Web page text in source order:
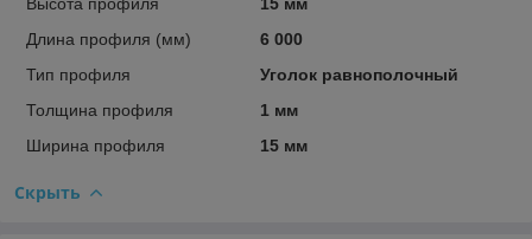
Длина профиля (мм)
6 000
Тип профиля
Уголок равнополочный
Толщина профиля
1 мм
Ширина профиля
15 мм
Скрыть